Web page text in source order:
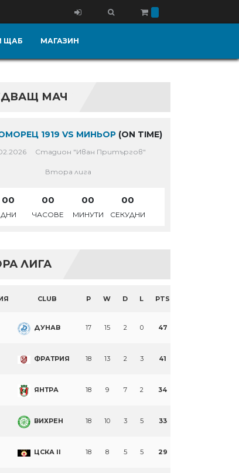
ЩАБ МАГАЗИН
МАЧ
1919 VS МИНЬОР (ON TIME)
Стадион "Иван Притъргов"
Втора лига
00
ДНИ
00
ЧАСОВЕ
00
МИНУТИ
00
СЕКУДНИ
ЛИГА
CLUB P W D L PTS
ДУНАВ 17 15 2 0 47
ФРАТРИЯ 18 13 2 3 41
ЯНТРА 18 9 7 2 34
ВИХРЕН 18 10 3 5 33
ЦСКА II 18 8 5 5 29